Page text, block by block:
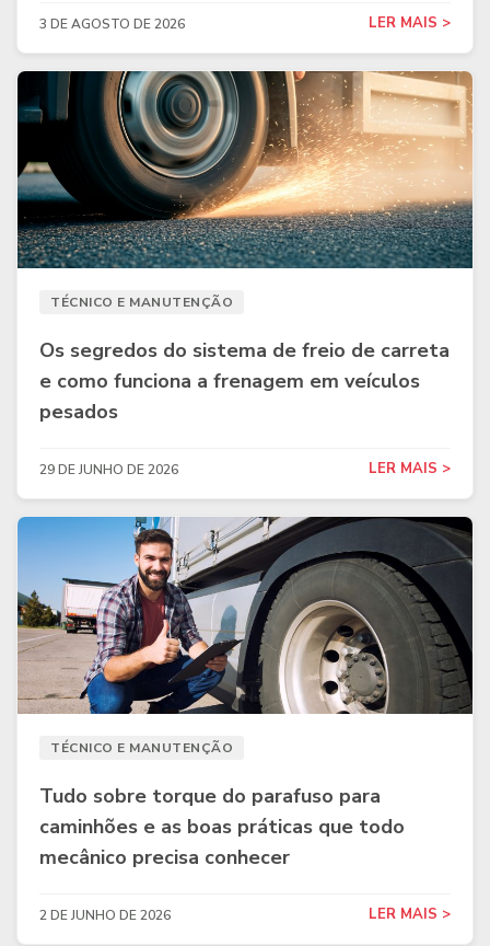
3 DE AGOSTO DE 2026 LER MAIS >
TÉCNICO E MANUTENÇÃO
Os segredos do sistema de freio de carreta
e como funciona a frenagem em veículos
pesados
29 DE JUNHO DE 2026 LER MAIS >
TÉCNICO E MANUTENÇÃO
Tudo sobre torque do parafuso para
caminhões e as boas práticas que todo
mecânico precisa conhecer
2 DE JUNHO DE 2026 LER MAIS >